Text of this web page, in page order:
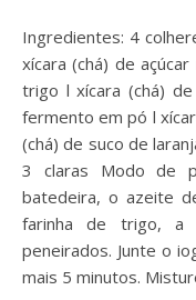
Ingredientes: 4 colheres (sopa) de azeite de oliva l gema l
xícara (chá) de
trigo l xícara (chá)
fermento em pó l
(chá) de suco de
3 claras Modo de
batedeira, o azeite
farinha de trigo, a
peneirados. Junte o
mais 5 minutos.